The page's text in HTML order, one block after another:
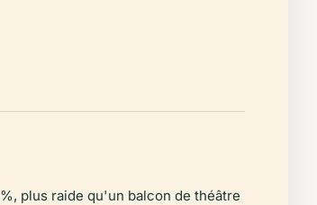
plus raide qu'un balcon de théâtre